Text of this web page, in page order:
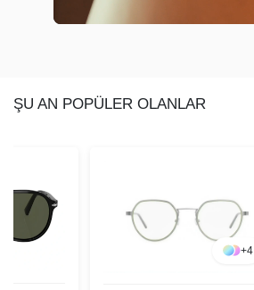
ŞU AN POPÜLER OLANLAR
+4